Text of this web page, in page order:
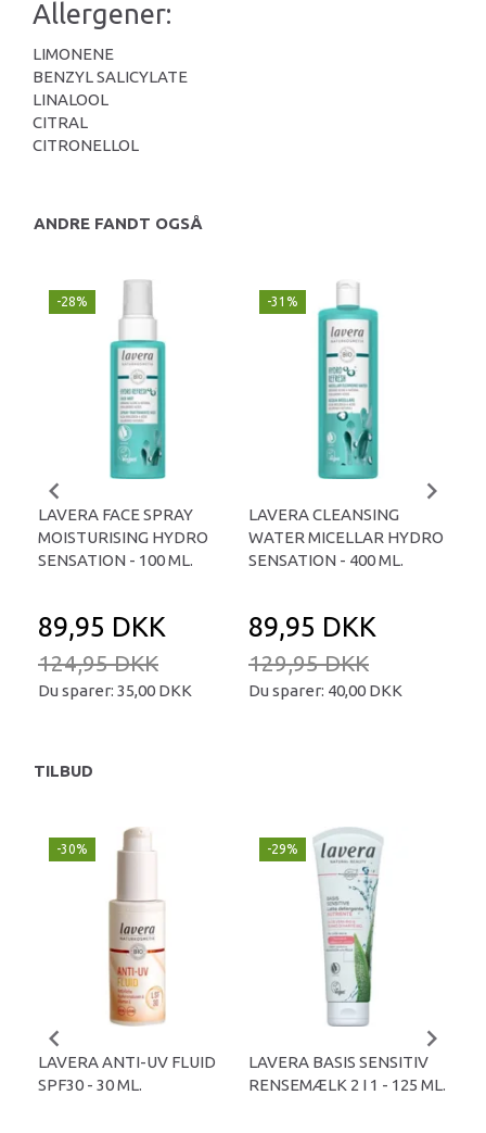
Allergener:
LIMONENE
BENZYL SALICYLATE
LINALOOL
CITRAL
CITRONELLOL
ANDRE FANDT OGSÅ
-28%
LAVERA FACE SPRAY
MOISTURISING HYDRO
SENSATION - 100 ML.
89,95 DKK
124,95 DKK
Du sparer: 35,00 DKK
-31%
LAVERA CLEANSING
WATER MICELLAR HYDRO
SENSATION - 400 ML.
89,95 DKK
129,95 DKK
Du sparer: 40,00 DKK
TILBUD
-30%
LAVERA ANTI-UV FLUID
SPF30 - 30 ML.
-29%
LAVERA BASIS SENSITIV
RENSEMÆLK 2 I 1 - 125 ML.